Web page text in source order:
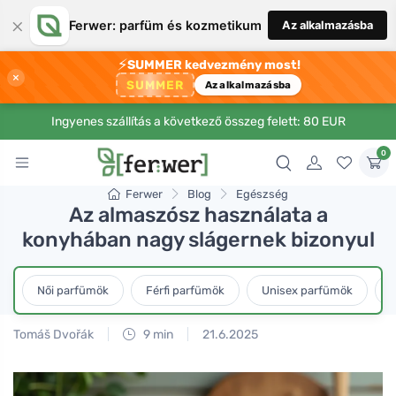
× Ferwer: parfüm és kozmetikum Az alkalmazásba
×
⚡SUMMER kedvezmény most!
SUMMER Az alkalmazásba
Ingyenes szállítás a következő összeg felett: 80 EUR
0
Ferwer Blog Egészség
Az almaszósz használata a
konyhában nagy slágernek bizonyul
Női parfümök Férfi parfümök Unisex parfümök
Tomáš Dvořák 9 min 21.6.2025